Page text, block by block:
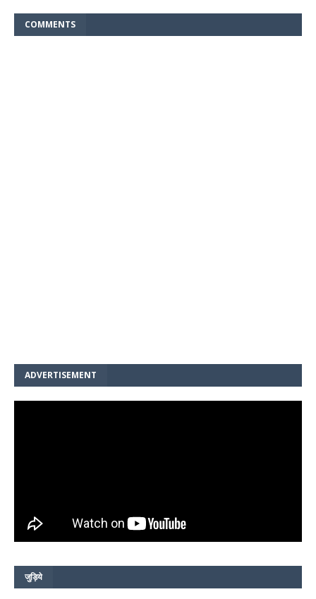
COMMENTS
ADVERTISEMENT
जुड़िये